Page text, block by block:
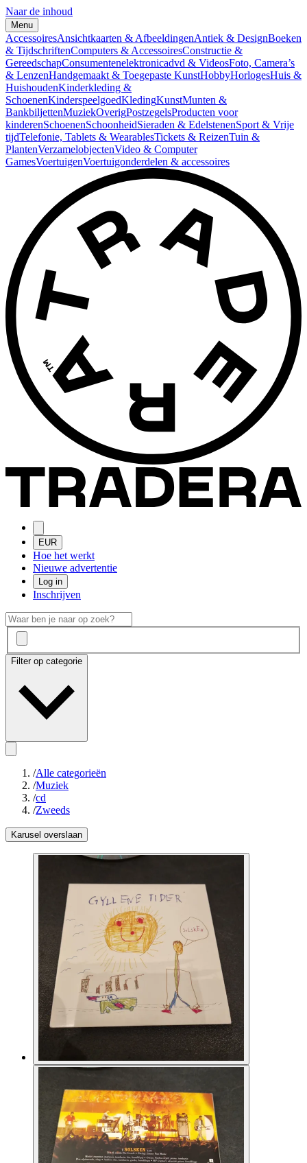
Naar de inhoud
Menu
AccessoiresAnsichtkaarten & AfbeeldingenAntiek & DesignBoeken
& TijdschriftenComputers & AccessoiresConstructie &
GereedschapConsumentenelektronicadvd & VideosFoto, Camera’s
& LenzenHandgemaakt & Toegepaste KunstHobbyHorlogesHuis &
HuishoudenKinderkleding &
SchoenenKinderspeelgoedKledingKunstMunten &
BankbiljettenMuziekOverigPostzegelsProducten voor
kinderenSchoenenSchoonheidSieraden & EdelstenenSport & Vrije
tijdTelefonie, Tablets & WearablesTickets & ReizenTuin &
PlantenVerzamelobjectenVideo & Computer
GamesVoertuigenVoertuigonderdelen & accessoires
EUR
Hoe het werkt
Nieuwe advertentie
Log in
Inschrijven
Filter op categorie
/Alle categorieën
/Muziek
/cd
/Zweeds
Karusel overslaan